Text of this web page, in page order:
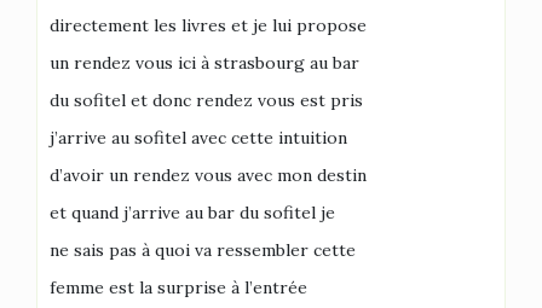
directement les livres et je lui propose
un rendez vous ici à strasbourg au bar
du sofitel et donc rendez vous est pris
j’arrive au sofitel avec cette intuition
d’avoir un rendez vous avec mon destin
et quand j’arrive au bar du sofitel je
ne sais pas à quoi va ressembler cette
femme est la surprise à l’entrée